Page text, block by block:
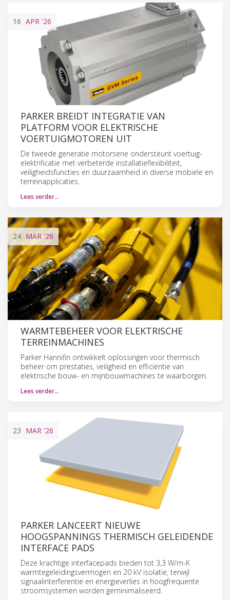
16 APR '26
PARKER BREIDT INTEGRATIE VAN
PLATFORM VOOR ELEKTRISCHE
VOERTUIGMOTOREN UIT
De tweede generatie motorserie ondersteunt voertuig-
elektrificatie met verbeterde installatieflexibiliteit,
veiligheidsfuncties en duurzaamheid in diverse mobiele en
terreinapplicaties.
Lees verder…
24 MAR '26
WARMTEBEHEER VOOR ELEKTRISCHE
TERREINMACHINES
Parker Hannifin ontwikkelt oplossingen voor thermisch
beheer om prestaties, veiligheid en efficiëntie van
elektrische bouw- en mijnbouwmachines te waarborgen.
Lees verder…
23 MAR '26
PARKER LANCEERT NIEUWE
HOOGSPANNINGS THERMISCH GELEIDENDE
INTERFACE PADS
Deze krachtige interfacepads bieden tot 3,3 W/m-K
warmtegeleidingsvermogen en 20 kV isolatie, terwijl
signaalinterferentie en energieverlies in hoogfrequente
stroomsystemen worden geminimaliseerd.